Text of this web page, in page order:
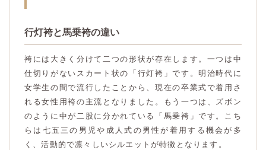
行灯袴と馬乗袴の違い
袴には大きく分けて二つの形状が存在します。一つは中
仕切りがないスカート状の「行灯袴」です。明治時代に
女学生の間で流行したことから、現在の卒業式で着用さ
れる女性用袴の主流となりました。もう一つは、ズボン
のように中が二股に分かれている「馬乗袴」です。こち
らは七五三の男児や成人式の男性が着用する機会が多
く、活動的で凛々しいシルエットが特徴となります。